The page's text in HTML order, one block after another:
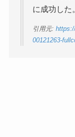
に成功した
引用元:
00121263-